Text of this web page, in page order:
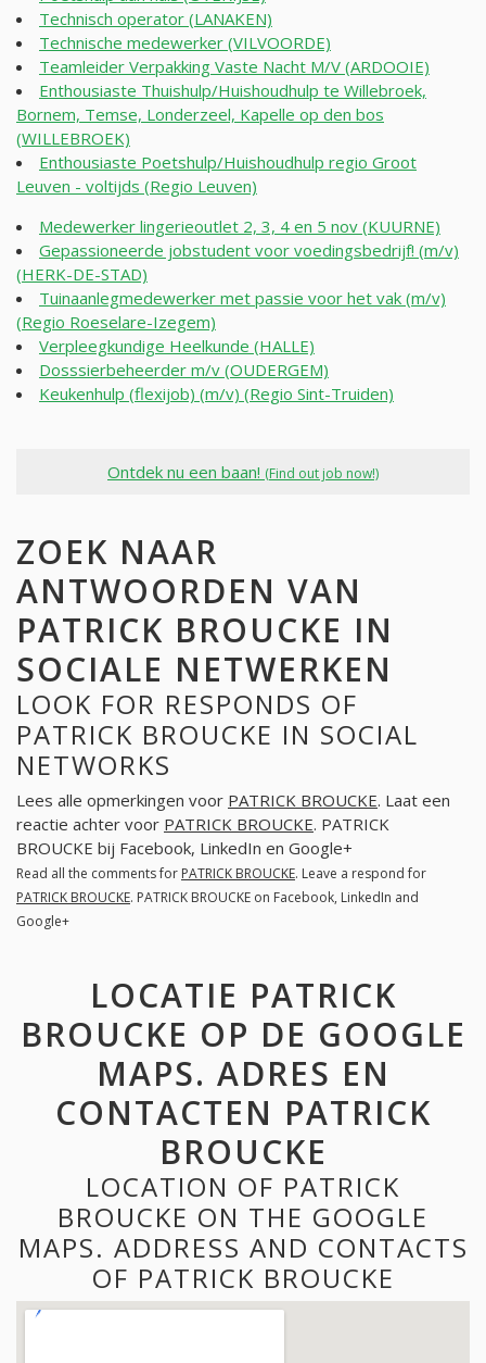
Technisch operator (LANAKEN)
Technische medewerker (VILVOORDE)
Teamleider Verpakking Vaste Nacht M/V (ARDOOIE)
Enthousiaste Thuishulp/Huishoudhulp te Willebroek,
Bornem, Temse, Londerzeel, Kapelle op den bos
(WILLEBROEK)
Enthousiaste Poetshulp/Huishoudhulp regio Groot
Leuven - voltijds (Regio Leuven)
Medewerker lingerieoutlet 2, 3, 4 en 5 nov (KUURNE)
Gepassioneerde jobstudent voor voedingsbedrijf! (m/v)
(HERK-DE-STAD)
Tuinaanlegmedewerker met passie voor het vak (m/v)
(Regio Roeselare-Izegem)
Verpleegkundige Heelkunde (HALLE)
Dosssierbeheerder m/v (OUDERGEM)
Keukenhulp (flexijob) (m/v) (Regio Sint-Truiden)
Ontdek nu een baan! (Find out job now!)
ZOEK NAAR
ANTWOORDEN VAN
PATRICK BROUCKE IN
SOCIALE NETWERKEN
LOOK FOR RESPONDS OF
PATRICK BROUCKE IN SOCIAL
NETWORKS
Lees alle opmerkingen voor PATRICK BROUCKE. Laat een
reactie achter voor PATRICK BROUCKE. PATRICK
BROUCKE bij Facebook, LinkedIn en Google+
Read all the comments for PATRICK BROUCKE. Leave a respond for
PATRICK BROUCKE. PATRICK BROUCKE on Facebook, LinkedIn and
Google+
LOCATIE PATRICK
BROUCKE OP DE GOOGLE
MAPS. ADRES EN
CONTACTEN PATRICK
BROUCKE
LOCATION OF PATRICK
BROUCKE ON THE GOOGLE
MAPS. ADDRESS AND CONTACTS
OF PATRICK BROUCKE